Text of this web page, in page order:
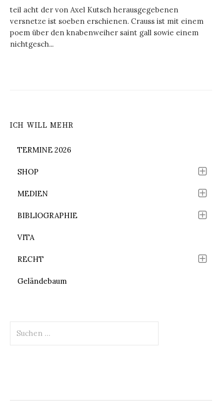
teil acht der von Axel Kutsch herausgegebenen
versnetze ist soeben erschienen. Crauss ist mit einem
poem über den knabenweiher saint gall sowie einem
nichtgesch...
ICH WILL MEHR
TERMINE 2026
SHOP
MEDIEN
BIBLIOGRAPHIE
VITA
RECHT
Geländebaum
nach: